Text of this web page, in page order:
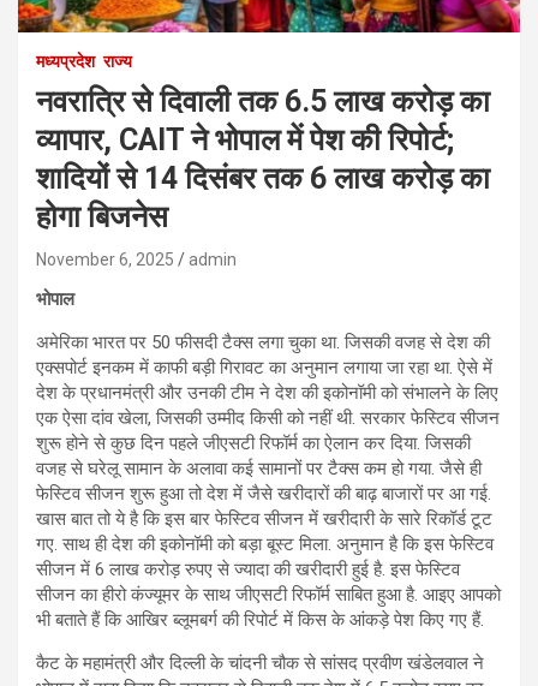
मध्यप्रदेश राज्य
नवरात्रि से दिवाली तक 6.5 लाख करोड़ का
व्यापार, CAIT ने भोपाल में पेश की रिपोर्ट;
शादियों से 14 दिसंबर तक 6 लाख करोड़ का
होगा बिजनेस
November 6, 2025 admin
भोपाल
अमेरिका भारत पर 50 फीसदी टैक्स लगा चुका था. जिसकी वजह से देश की
एक्सपोर्ट इनकम में काफी बड़ी गिरावट का अनुमान लगाया जा रहा था. ऐसे में
देश के प्रधानमंत्री और उनकी टीम ने देश की इकोनॉमी को संभालने के लिए
एक ऐसा दांव खेला, जिसकी उम्मीद किसी को नहीं थी. सरकार फेस्टिव सीजन
शुरू होने से कुछ दिन पहले जीएसटी रिफॉर्म का ऐलान कर दिया. जिसकी
वजह से घरेलू सामान के अलावा कई सामानों पर टैक्स कम हो गया. जैसे ही
फेस्टिव सीजन शुरू हुआ तो देश में जैसे खरीदारों की बाढ़ बाजारों पर आ गई.
खास बात तो ये है कि इस बार फेस्टिव सीजन में खरीदारी के सारे रिकॉर्ड टूट
गए. साथ ही देश की इकोनॉमी को बड़ा बूस्ट मिला. अनुमान है कि इस फेस्टिव
सीजन में 6 लाख करोड़ रुपए से ज्यादा की खरीदारी हुई है. इस फेस्टिव
सीजन का हीरो कंज्यूमर के साथ जीएसटी रिफॉर्म साबित हुआ है. आइए आपको
भी बताते हैं कि आखिर ब्लूमबर्ग की रिपोर्ट में किस के आंकड़े पेश किए गए हैं.
कैट के महामंत्री और दिल्ली के चांदनी चौक से सांसद प्रवीण खंडेलवाल ने